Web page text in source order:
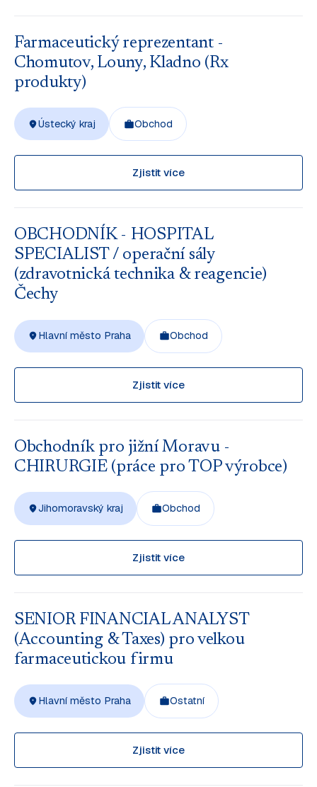
Farmaceutický reprezentant -
Chomutov, Louny, Kladno (Rx
produkty)
Ústecký kraj Obchod
Zjistit více
OBCHODNÍK - HOSPITAL
SPECIALIST / operační sály
(zdravotnická technika & reagencie)
Čechy
Hlavní město Praha Obchod
Zjistit více
Obchodník pro jižní Moravu -
CHIRURGIE (práce pro TOP výrobce)
Jihomoravský kraj Obchod
Zjistit více
SENIOR FINANCIAL ANALYST
(Accounting & Taxes) pro velkou
farmaceutickou firmu
Hlavní město Praha Ostatní
Zjistit více